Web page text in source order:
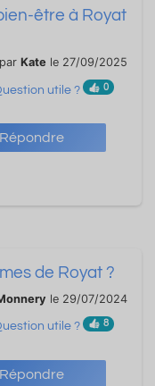
Répondre
être à Royat
Kate le 27/09/2025
utile ? 0
Répondre
de Royat ?
le 29/07/2024
utile ? 8